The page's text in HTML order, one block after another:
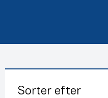
Sorter efter